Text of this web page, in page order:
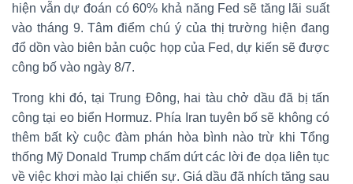
hiện vẫn dự đoán có 60% khả năng Fed sẽ tăng lãi suất
vào tháng 9. Tâm điểm chú ý của thị trường hiện đang
đổ dồn vào biên bản cuộc họp của Fed, dự kiến sẽ được
công bố vào ngày 8/7.
Trong khi đó, tại Trung Đông, hai tàu chở dầu đã bị tấn
công tại eo biển Hormuz. Phía Iran tuyên bố sẽ không có
thêm bất kỳ cuộc đàm phán hòa bình nào trừ khi Tổng
thống Mỹ Donald Trump chấm dứt các lời đe dọa liên tục
về việc khơi mào lại chiến sự. Giá dầu đã nhích tăng sau